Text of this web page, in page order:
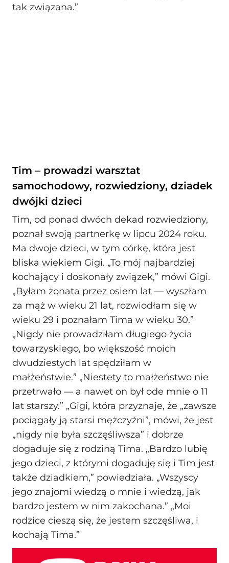
tak związana.”
Tim – prowadzi warsztat
samochodowy, rozwiedziony, dziadek
dwójki dzieci
Tim, od ponad dwóch dekad rozwiedziony,
poznał swoją partnerkę w lipcu 2024 roku.
Ma dwoje dzieci, w tym córkę, która jest
bliska wiekiem Gigi. „To mój najbardziej
kochający i doskonały związek,” mówi Gigi.
„Byłam żonata przez osiem lat — wyszłam
za mąż w wieku 21 lat, rozwiodłam się w
wieku 29 i poznałam Tima w wieku 30.”
„Nigdy nie prowadziłam długiego życia
towarzyskiego, bo większość moich
dwudziestych lat spędziłam w
małżeństwie.” „Niestety to małżeństwo nie
przetrwało — a nawet on był ode mnie o 11
lat starszy.” „Gigi, która przyznaje, że „zawsze
pociągały ją starsi mężczyźni”, mówi, że jest
„nigdy nie była szczęśliwsza” i dobrze
dogaduje się z rodziną Tima. „Bardzo lubię
jego dzieci, z którymi dogaduję się i Tim jest
także dziadkiem,” powiedziała. „Wszyscy
jego znajomi wiedzą o mnie i wiedzą, jak
bardzo jestem w nim zakochana.” „Moi
rodzice cieszą się, że jestem szczęśliwa, i
kochają Tima.”